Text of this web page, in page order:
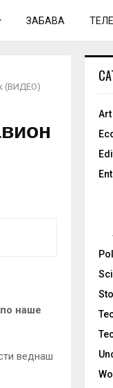
ЗАБАВА
(ВИДЕО)
наше
веднаш
Art